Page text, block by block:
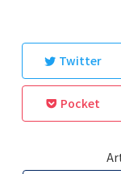
Twitter
Pocket